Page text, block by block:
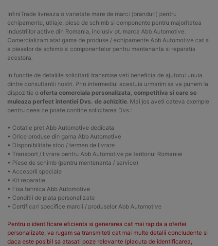
InfiniTrade livreaza o varietate mare de marci (branduri) pentru
echipamente, utilaje, piese de schimb si componente pentru majoritatea
industriilor active din Romania, inclusiv pt. marca Abb Automotive.
Comercializam atat gama de produse / echipamente Abb Automotive cat si
a pieselor de schimb si componentelor pentru mentenanta si reparatia
acestora.
In functie de detaliile solicitarii transmise veti beneficia de ajutorul unuia
dintre consultantii nostri. Prin intermediul acestuia urmarim sa va punem la
dispozitie o oferta comerciala personalizata, competitiva si care se
muleaza perfect intentiei Dvs. de achizitie. Mai jos aveti cateva exemple
pentru ceea ce poate contine solicitarea Dvs.:
• Cotatie pret Abb Automotive dedicata
• Orice produse din gama Abb Automotive
• Disponibilitate stoc / termen de livrare
• Transport / livrare pentru Abb Automotive pe teritoriul Romaniei
• Piese de schimb (pentru mentenanta / service)
• Accesorii speciale
• Kit reparatie
• Fisa tehnica Abb Automotive
• Conditii de plata personalizate
• Certificari specifice marcii / produselor Abb Automotive
Pentru o identificare eficienta si generarea cat mai rapida a ofertei
personalizate, va rugam sa transmiteti cat mai multe detalii concludente si
daca este posibil sa atasati poze relevante (placuta de identificarea,